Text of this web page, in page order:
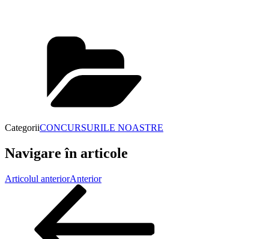
CategoriiCONCURSURILE NOASTRE
Navigare în articole
Articolul anteriorAnterior